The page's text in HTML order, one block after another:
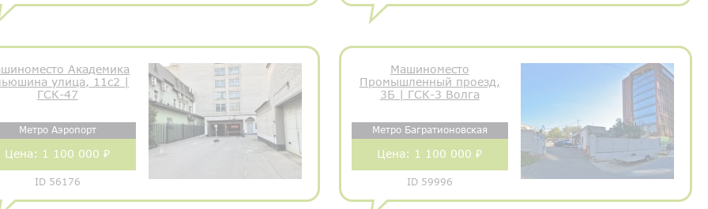
Академика
улица, 11с2 |
ГСК-47
Метро Аэропорт
Цена: 1 100 000 ₽
ID 56176
Машиноместо
Промышленный проезд,
3Б | ГСК-3 Волга
Метро Багратионовская
Цена: 1 100 000 ₽
ID 59996